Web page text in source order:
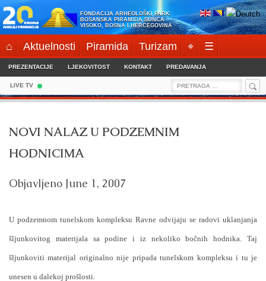
Skip
to
content
FONDACIJA ARHEOLOŠKI PARK:
BOSANSKA PIRAMIDA SUNCA
VISOKO, BOSNA I HERCEGOVINA
⌂ Aktuelnosti Piramida Turizam ⌖ ☰
PREZENTACIJE LJEKOVITOST KONTAKT PREDAVANJA
LIVE TV
Search
for:
NOVI NALAZ U PODZEMNIM
HODNICIMA
Objavljeno June 1, 2007
U podzemnom tunelskom kompleksu Ravne odvijaju se radovi uklanjanja
šljunkovitog materijala sa podine i iz nekoliko bočnih hodnika. Taj
šljunkoviti materijal originalno nije pripada tunelskom kompleksu i tu je
unesen u dalekoj prošlosti.